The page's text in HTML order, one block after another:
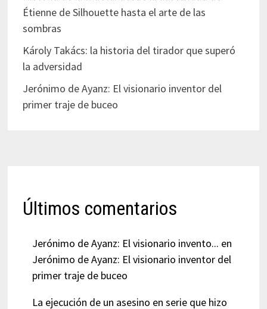
Étienne de Silhouette hasta el arte de las
sombras
Károly Takács: la historia del tirador que superó
la adversidad
Jerónimo de Ayanz: El visionario inventor del
primer traje de buceo
Últimos comentarios
Jerónimo de Ayanz: El visionario invento... en
Jerónimo de Ayanz: El visionario inventor del
primer traje de buceo
La ejecución de un asesino en serie que hizo